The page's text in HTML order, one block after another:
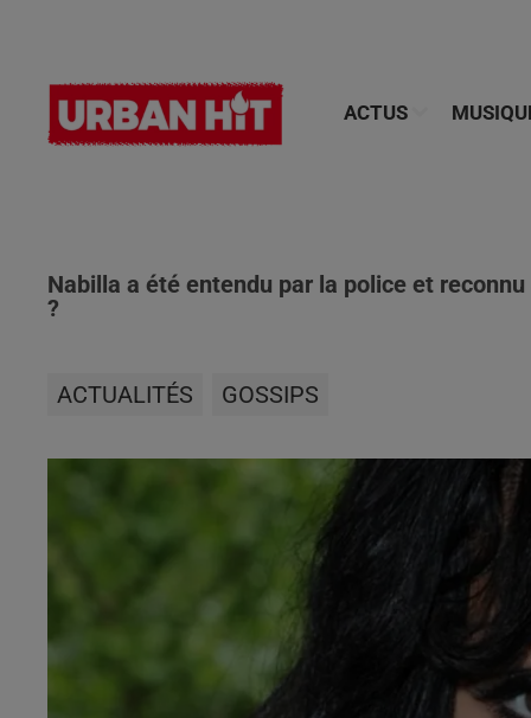
ACTUS
Nabilla a été entendu par la police et
?
ACTUALITÉS GOSSIPS